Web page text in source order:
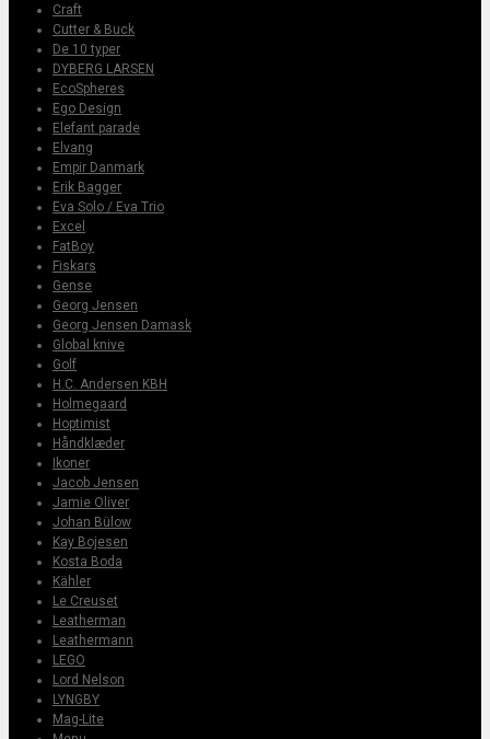
Craft
Cutter & Buck
De 10 typer
DYBERG LARSEN
EcoSpheres
Ego Design
Elefant parade
Elvang
Empir Danmark
Erik Bagger
Eva Solo / Eva Trio
Excel
FatBoy
Fiskars
Gense
Georg Jensen
Georg Jensen Damask
Global knive
Golf
H.C. Andersen KBH
Holmegaard
Hoptimist
Håndklæder
Ikoner
Jacob Jensen
Jamie Oliver
Johan Bülow
Kay Bojesen
Kosta Boda
Kähler
Le Creuset
Leatherman
Leathermann
LEGO
Lord Nelson
LYNGBY
Mag-Lite